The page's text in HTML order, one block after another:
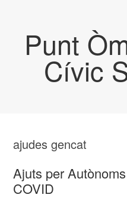
Punt
Cívic
ajudes gencat
Ajuts per
COVID